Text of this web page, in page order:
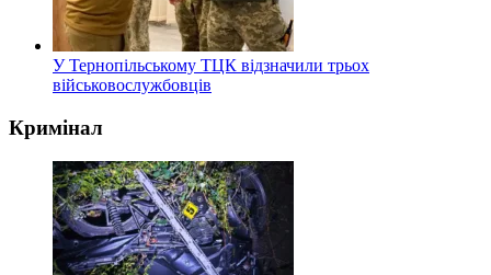
У Тернопільському ТЦК відзначили трьох
військовослужбовців
Кримінал